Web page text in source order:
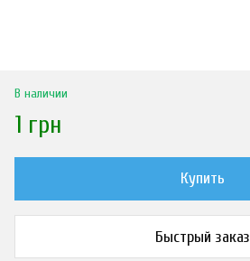
В наличии
1 грн
Купить
Быстрый заказ